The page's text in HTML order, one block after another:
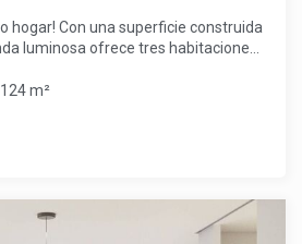
hogar! Con una superficie construida
luminosa ofrece tres habitaciones,
vida urbana.El piso cuenta con
natural inunda los espacios
día, creando una atmósfera cálida y
en familia. El salón-comedor,
para el descanso. El dormitorio
124 m²